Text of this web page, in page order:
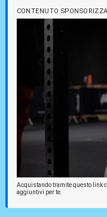
CONTENUTO
Acquistando tramite questo link
aggiuntivi per te.